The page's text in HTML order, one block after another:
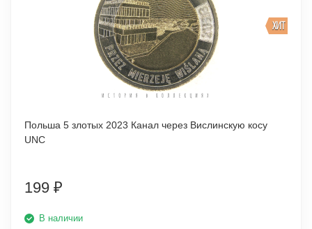
ХИТ
Польша 5 злотых 2023 Канал через Вислинскую косу
UNC
199 ₽
В наличии